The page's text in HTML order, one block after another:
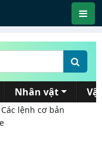
Nhân vật
Các lệnh cơ bản